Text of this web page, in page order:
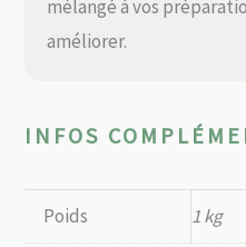
mélangé à vos
améliorer.
INFOS
Poids 1 kg